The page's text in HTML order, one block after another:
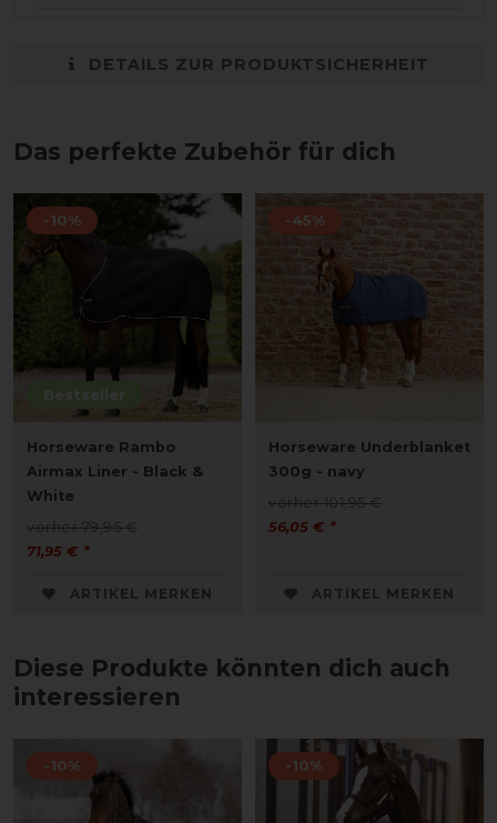
DETAILS ZUR PRODUKTSICHERHEIT
Das perfekte Zubehör für dich
Bestseller
-10%
Horseware Rambo
Airmax Liner - Black &
White
vorher 79,95 €
71,95 € *
ARTIKEL MERKEN
-45%
Horseware Underblanket
300g - navy
vorher 101,95 €
56,05 € *
ARTIKEL MERKEN
Diese Produkte könnten dich auch
interessieren
-10% -10%